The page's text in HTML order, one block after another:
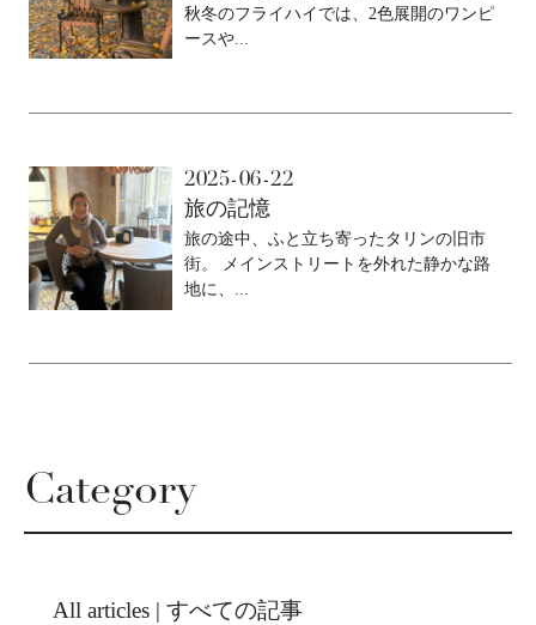
秋冬のフライハイでは、2色展開のワンピ
ースや...
2025-06-22
旅の記憶
旅の途中、ふと立ち寄ったタリンの旧市
街。 メインストリートを外れた静かな路
地に、...
Category
All articles | すべての記事